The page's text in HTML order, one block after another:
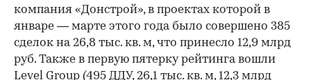
компания «Донстрой», в проектах которой в
январе — марте этого года было совершено 385
сделок на 26,8 тыс. кв. м, что принесло 12,9 млрд
руб. Также в первую пятерку рейтинга вошли
Level Group (495 ДДУ, 26,1 тыс. кв. м, 12,3 млрд